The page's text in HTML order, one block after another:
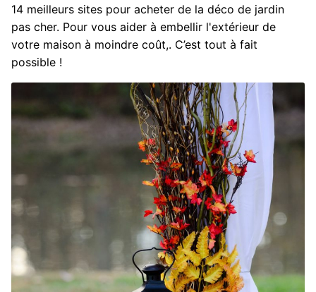
14 meilleurs sites pour acheter de la déco de jardin
pas cher. Pour vous aider à embellir l'extérieur de
votre maison à moindre coût,. C’est tout à fait
possible !